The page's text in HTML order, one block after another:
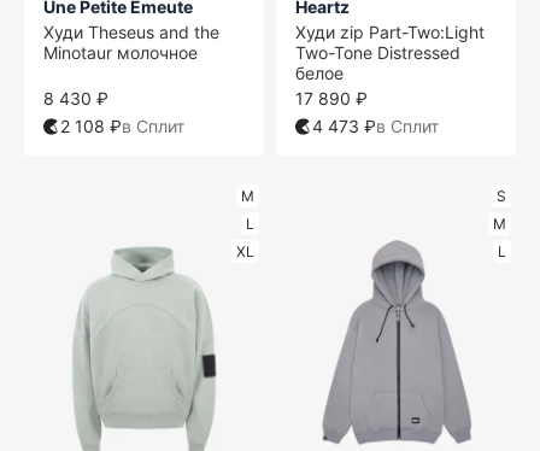
Une Petite Emeute
Худи Theseus and the
Minotaur молочное
8 430 ₽
2 108 ₽в Сплит
Heartz
Худи zip Part-Two:Light
Two-Tone Distressed
белое
17 890 ₽
4 473 ₽в Сплит
M
L
XL
S
M
L